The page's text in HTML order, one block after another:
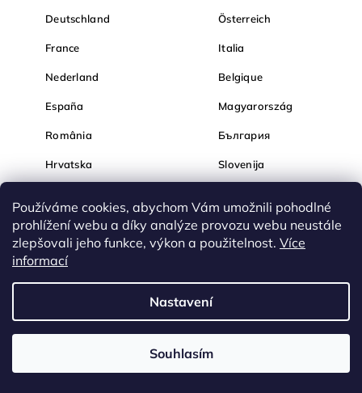
Používáme cookies, abychom Vám umožnili pohodlné
prohlížení webu a díky analýze provozu webu neustále
zlepšovali jeho funkce, výkon a použitelnost. Více
informací
Nastavení
Souhlasím
Deutschland Österreich
France Italia
Nederland Belgique
España Magyarország
România България
Hrvatska Slovenija